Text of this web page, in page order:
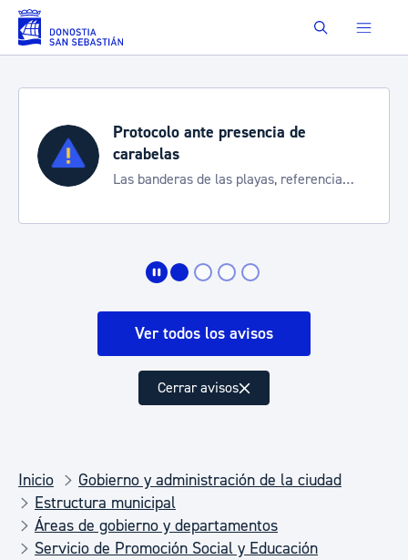
Saltar al contenido principal Buscar
Protocolo ante presencia de
carabelas
Las banderas de las playas, referencia
Ver todos los avisos
Cerrar avisos
Inicio
Gobierno y administración de la ciudad
Estructura municipal
Áreas de gobierno y departamentos
Servicio de Promoción Social y Educación